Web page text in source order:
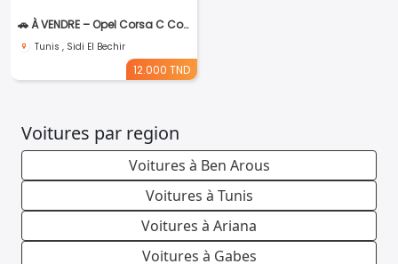
🚗 À VENDRE – Opel Corsa C Confort modèle 2002 🚗
Tunis , Sidi El Bechir
12.000 TND
Voitures par region
Voitures à Ben Arous
Voitures à Tunis
Voitures à Ariana
Voitures à Gabes